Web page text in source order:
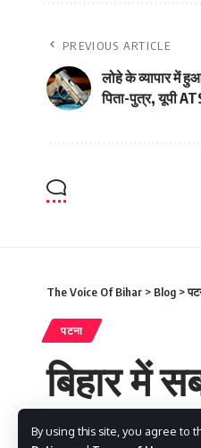
By using this site, you agree to
PREVIOUS ARTICLE
लोहे के व्यापार में
पिता-पुत्र, यूपी
The Voice Of Bihar > Blog >
पटना
बिहार में
Saroj Raja